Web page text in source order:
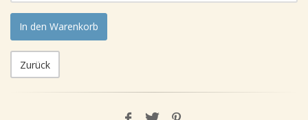
In den Warenkorb
Zurück